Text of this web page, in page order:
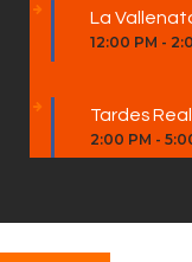
La
12:00 PM -
Tardes
2:00 PM -